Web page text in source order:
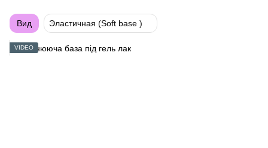
Вид Эластичная (Soft base )
VIDEO